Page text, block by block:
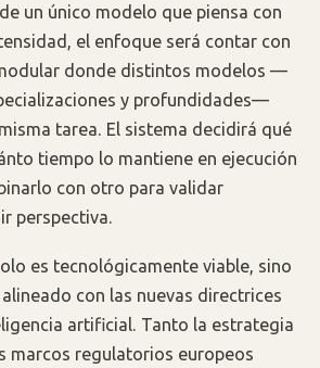
un único modelo que piensa con
el enfoque será contar con
donde distintos modelos —
y profundidades—
tarea. El sistema decidirá qué
tiempo lo mantiene en ejecución
con otro para validar
perspectiva.
es tecnológicamente viable, sino
con las nuevas directrices
artificial. Tanto la estrategia
marcos regulatorios europeos